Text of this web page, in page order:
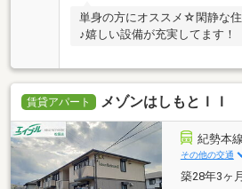
単身の方にオススメ☆閑静な
♪嬉しい設備が充実してます！
賃貸アパート メゾンはしもとＩＩ
紀勢本
その他の交通
築28年3ヶ